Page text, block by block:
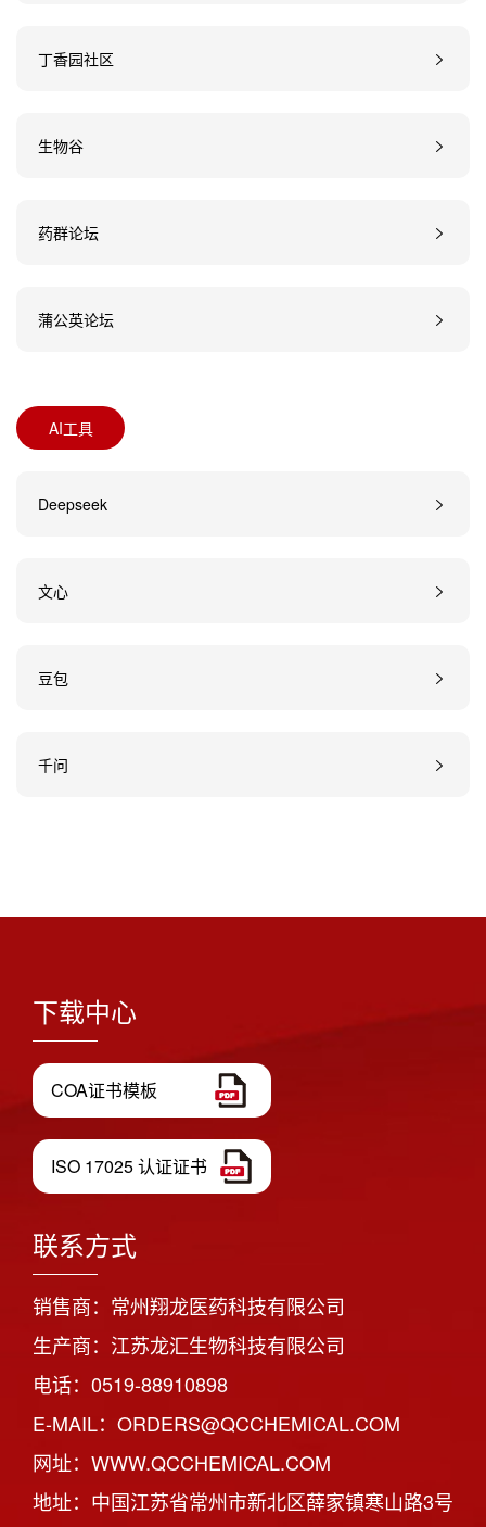
丁香园社区
生物谷
药群论坛
蒲公英论坛
AI工具
Deepseek
文心
豆包
千问
下载中心
COA证书模板
ISO 17025 认证证书
联系方式
销售商：常州翔龙医药科技有限公司
生产商：江苏龙汇生物科技有限公司
电话：0519-88910898
E-MAIL：ORDERS@QCCHEMICAL.COM
网址：WWW.QCCHEMICAL.COM
地址：中国江苏省常州市新北区薛家镇寒山路3号